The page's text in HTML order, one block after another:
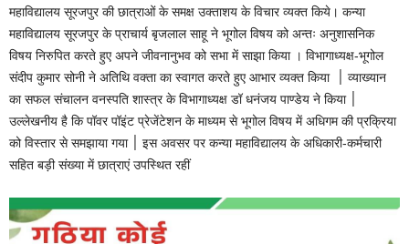
महाविद्यालय सूरजपुर की छात्राओं के समक्ष उक्ताशय के विचार व्यक्त किये। कन्या
महाविद्यालय सूरजपुर के प्राचार्य बृजलाल साहू ने भूगोल विषय को अन्तः अनुशासनिक
विषय निरुपित करते हुए अपने जीवनानुभव को सभा में साझा किया । विभागाध्यक्ष-भूगोल
संदीप कुमार सोनी ने अतिथि वक्ता का स्वागत करते हुए आभार व्यक्त किया ׀ व्याख्यान
का सफल संचालन वनस्पति शास्त्र के विभागाध्यक्ष डॉ धनंजय पाण्डेय ने किया ׀
उल्लेखनीय है कि पॉवर पॉइंट प्रेजेंटेशन के माध्यम से भूगोल विषय में अधिगम की प्रक्रिया
को विस्तार से समझाया गया ׀ इस अवसर पर कन्या महाविद्यालय के अधिकारी-कर्मचारी
सहित बड़ी संख्या में छात्राएं उपस्थित रहीं